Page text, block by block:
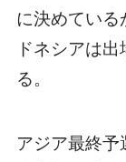
に決めている
ドネシアは
る。
アジア最終